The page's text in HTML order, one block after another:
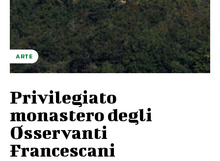
ARTE
Privilegiato
monastero degli
Osservanti
Francescani